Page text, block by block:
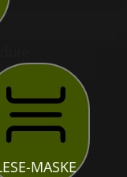
MASKE